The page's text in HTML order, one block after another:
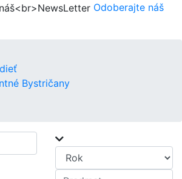
Odoberajte náš
Bystričany